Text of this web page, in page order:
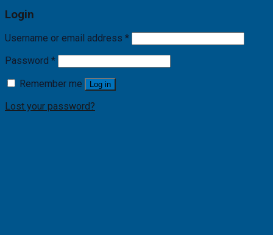
Login
Username or email address *
Password *
Remember me
Log in
Lost your password?